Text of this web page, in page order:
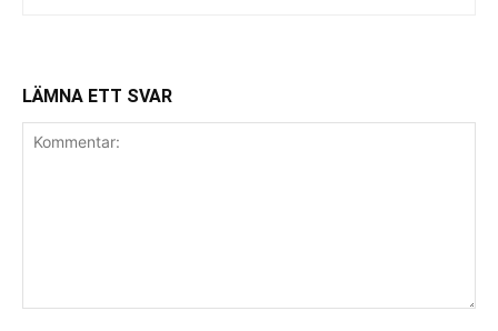
LÄMNA ETT SVAR